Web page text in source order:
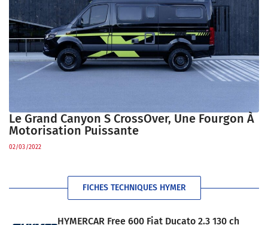
Le Grand Canyon S CrossOver, Une Fourgon À
Motorisation Puissante
02/03/2022
FICHES TECHNIQUES HYMER
HYMERCAR Free 600 Fiat Ducato 2.3 130 ch